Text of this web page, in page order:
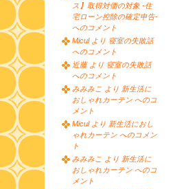
ス】取得対価の対象 -住
宅ローン控除の確定申告-
へのコメント
Micul より 寝室の失敗話
へのコメント
近藤 より 寝室の失敗話
へのコメント
みみみこ より 新生活に
おしゃれカーテン へのコ
メント
Micul より 新生活におし
ゃれカーテン へのコメン
ト
みみみこ より 新生活に
おしゃれカーテン へのコ
メント